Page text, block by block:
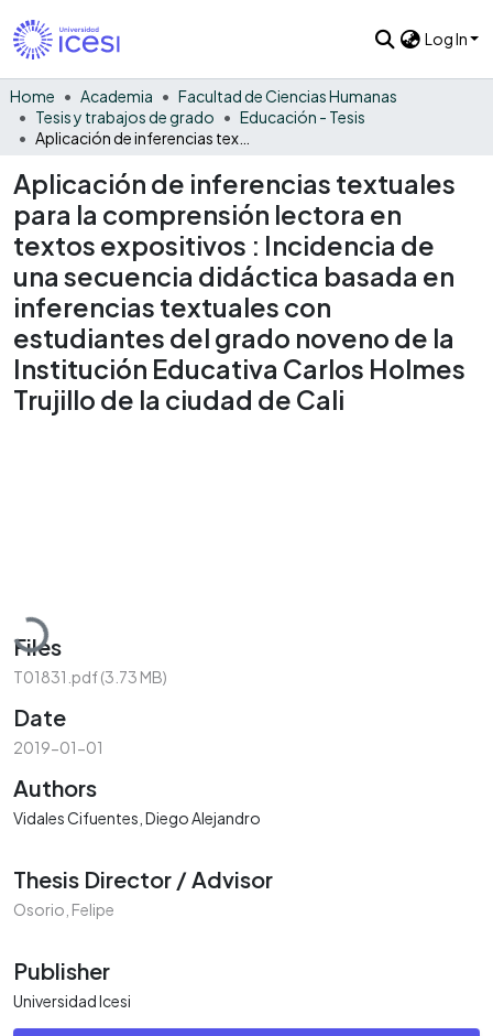
Log In
Home Academia
Facultad de Ciencias Humanas
Tesis y trabajos de grado
Educación - Tesis
Aplicación de inferencias textuales
para la comprensión lectora en
textos expositivos : Incidencia de
una secuencia didáctica basada en
inferencias textuales con
estudiantes del grado noveno de la
Institución Educativa Carlos Holmes
Trujillo de la ciudad de Cali
Loading...
Files
T01831.pdf(3.73 MB)
Date
2019-01-01
Authors
Vidales Cifuentes, Diego Alejandro
Thesis Director / Advisor
Osorio, Felipe
Publisher
Universidad Icesi